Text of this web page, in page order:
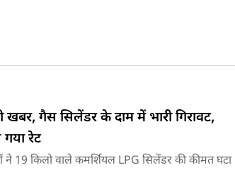
गैस सिलेंडर के दाम में भारी गिरावट,
रेट
19 किलो वाले कमर्शियल LPG सिलेंडर की कीमत घटा